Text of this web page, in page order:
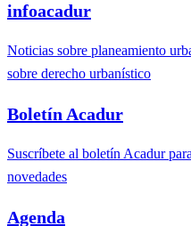
infoacadur
Noticias sobre planeamiento
sobre derecho urbanístico
Boletín Acadur
Suscríbete al boletín Acadur
novedades
Agenda